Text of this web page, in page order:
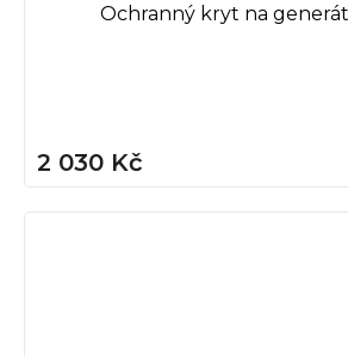
Ochranný kryt na
2 030 Kč